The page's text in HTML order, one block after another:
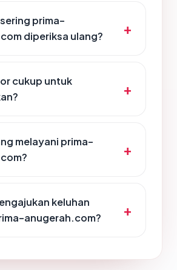
prima-
diperiksa ulang?
cukup untuk
melayani prima-
keluhan
anugerah.com?